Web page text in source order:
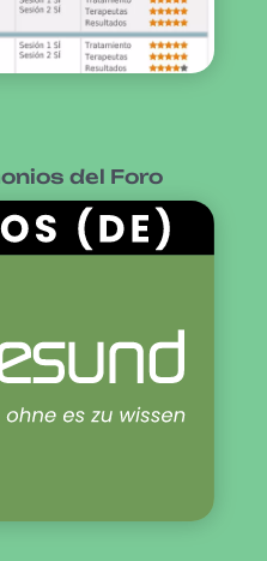
del Foro